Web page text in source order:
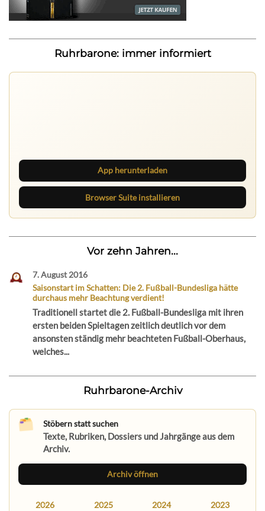
Ruhrbarone: immer informiert
App herunterladen
Browser Suite installieren
Vor zehn Jahren...
7. August 2016
Saisonstart im Schatten: Die 2. Fußball-Bundesliga hätte
durchaus mehr Beachtung verdient!
Traditionell startet die 2. Fußball-Bundesliga mit ihren
ersten beiden Spieltagen zeitlich deutlich vor dem
ansonsten ständig mehr beachteten Fußball-Oberhaus,
welches...
Ruhrbarone-Archiv
Stöbern statt suchen
Texte, Rubriken, Dossiers und Jahrgänge aus dem
Archiv.
Archiv öffnen
2026 2025 2024 2023